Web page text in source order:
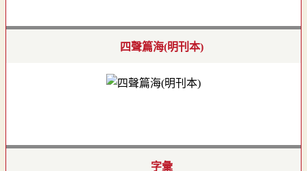
四聲篇海(明刊本)
字彙